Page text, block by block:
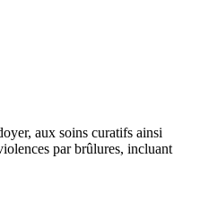
aux soins curatifs ainsi
par brûlures, incluant